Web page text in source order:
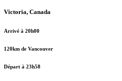
Victoria, Canada
Arrivé à 20h00
120km de Vancouver
Départ à 23h58